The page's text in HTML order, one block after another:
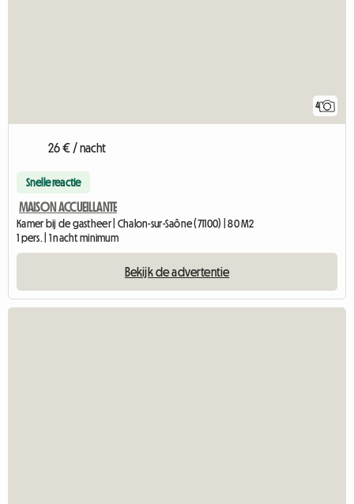
4
26 € / nacht
Snelle reactie
MAISON ACCUEILLANTE
Kamer bij de gastheer | Chalon-sur-Saône (71100) | 80 M2
1 pers. | 1 nacht minimum
Bekijk de advertentie